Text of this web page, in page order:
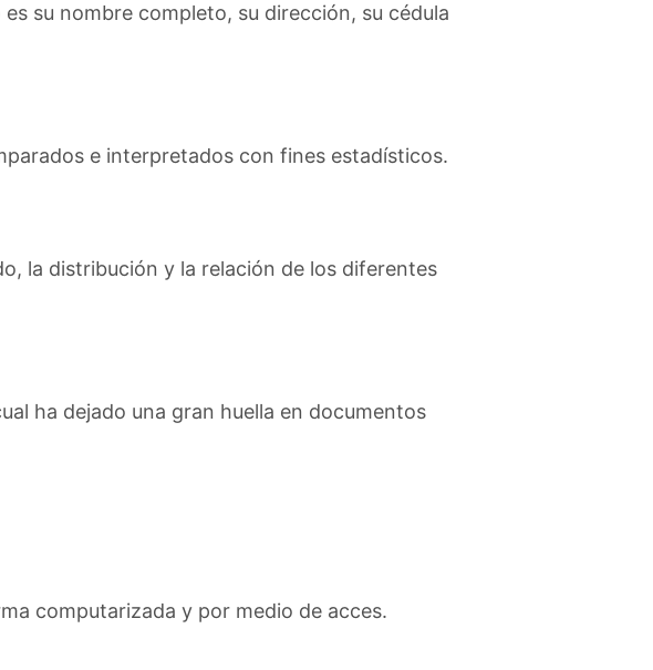
su nombre completo, su dirección, su cédula
e interpretados con fines estadísticos.
la distribución y la relación de los diferentes
ha dejado una gran huella en documentos
computarizada y por medio de acces.